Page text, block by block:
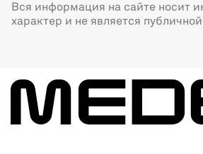
Вся информация на сайте носит
характер и не является